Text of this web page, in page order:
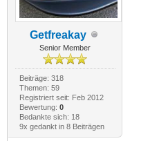
Getfreakay
Senior Member
Beiträge: 318
Themen: 59
Registriert seit: Feb 2012
Bewertung: 0
Bedankte sich: 18
9x gedankt in 8 Beiträgen